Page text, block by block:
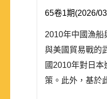
65卷1期(2026/
2010年中國漁船
與美國貿易戰的
國2010年對日
策。此外，基於